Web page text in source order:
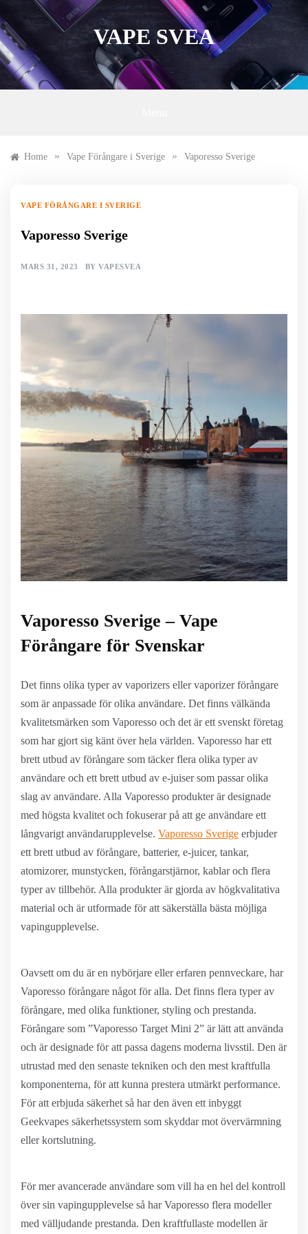
to
content
VAPE SVEA
Home » Vape Förångare i Sverige » Vaporesso Sverige
VAPE FÖRÅNGARE I SVERIGE
Vaporesso Sverige
MARS 31, 2023 BY VAPESVEA
Vaporesso Sverige – Vape
Förångare för Svenskar
Det finns olika typer av vaporizers eller vaporizer förångare
som är anpassade för olika användare. Det finns välkända
kvalitetsmärken som Vaporesso och det är ett svenskt företag
som har gjort sig känt över hela världen. Vaporesso har ett
brett utbud av förångare som täcker flera olika typer av
användare och ett brett utbud av e-juiser som passar olika
slag av användare. Alla Vaporesso produkter är designade
med högsta kvalitet och fokuserar på att ge användare ett
långvarigt användarupplevelse. Vaporesso Sverige erbjuder
ett brett utbud av förångare, batterier, e-juicer, tankar,
atomizorer, munstycken, förångarstjärnor, kablar och flera
typer av tillbehör. Alla produkter är gjorda av högkvalitativa
material och är utformade för att säkerställa bästa möjliga
vapingupplevelse.
Oavsett om du är en nybörjare eller erfaren pennveckare, har
Vaporesso förångare något för alla. Det finns flera typer av
förångare, med olika funktioner, styling och prestanda.
Förångare som ”Vaporesso Target Mini 2” är lätt att använda
och är designade för att passa dagens moderna livsstil. Den är
utrustad med den senaste tekniken och den mest kraftfulla
komponenterna, för att kunna prestera utmärkt performance.
För att erbjuda säkerhet så har den även ett inbyggt
Geekvapes säkerhetssystem som skyddar mot övervärmning
eller kortslutning.
För mer avancerade användare som vill ha en hel del kontroll
över sin vapingupplevelse så har Vaporesso flera modeller
med välljudande prestanda. Den kraftfullaste modellen är